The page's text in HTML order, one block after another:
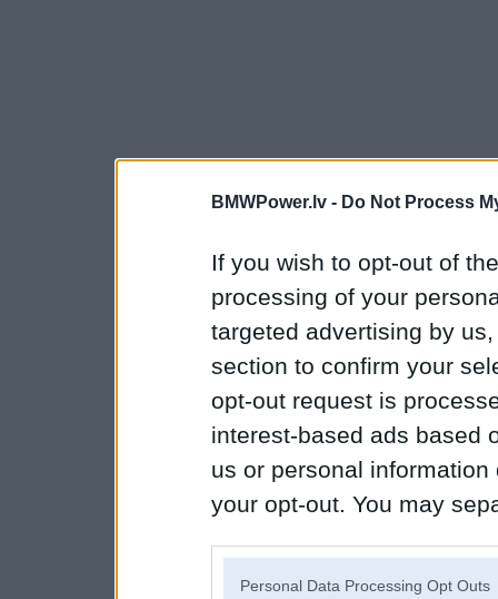
BMWPower.lv - Do Not Process
If you wish to opt-out of
processing of your
targeted advertising by
section to confirm your
opt-out request is
interest-based ads based
us or personal
your opt-out. You may
Personal Data Processing Opt Outs